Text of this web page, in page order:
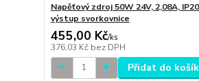
Napěťový zdroj 50W 24V, 2,08A,
výstup svorkovnice
455,00 Kč/ks
376,03 Kč bez DPH
Přidat do